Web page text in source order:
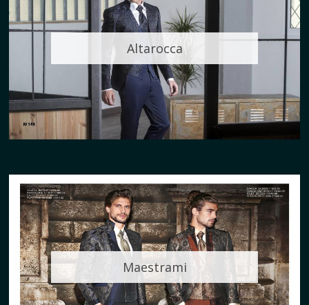
Altarocca
Maestrami